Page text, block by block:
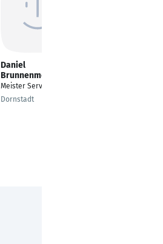
Daniel
Brunnenmeier
Meister Service
Dornstadt